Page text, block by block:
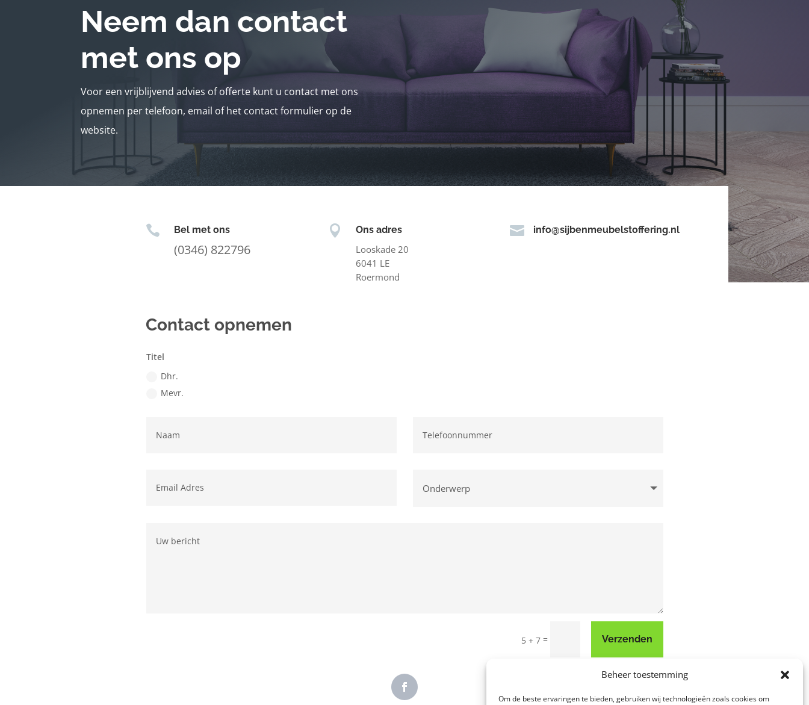
Beheer toestemming
Om de beste ervaringen te bieden, gebruiken wij technologieën zoals cookies om
Neem dan contact
met ons op
Voor een vrijblijvend advies of offerte kunt u contact met ons
opnemen per telefoon, email of het contact formulier op de
website.
 Bel met ons
(0346) 822796
 Ons adres
Looskade 20
6041 LE
Roermond
 info@sijbenmeubelstoffering.nl
Contact opnemen
Titel
Dhr.
Mevr.
5 + 7 = Verzenden